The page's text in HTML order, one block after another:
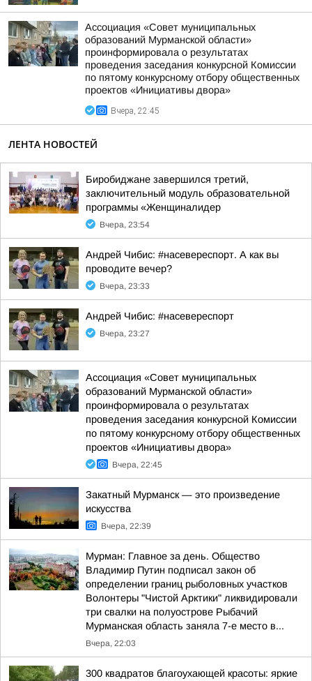
Ассоциация «Совет муниципальных
образований Мурманской области»
проинформировала о результатах
проведения заседания конкурсной Комиссии
по пятому конкурсному отбору общественных
проектов «Инициативы двора»
Вчера, 22:45
ЛЕНТА НОВОСТЕЙ
Биробиджане завершился третий,
заключительный модуль образовательной
программы «Женщиналидер
Вчера, 23:54
Андрей Чибис: #насевереспорт. А как вы
проводите вечер?
Вчера, 23:33
Андрей Чибис: #насевереспорт
Вчера, 23:27
Ассоциация «Совет муниципальных
образований Мурманской области»
проинформировала о результатах
проведения заседания конкурсной Комиссии
по пятому конкурсному отбору общественных
проектов «Инициативы двора»
Вчера, 22:45
Закатный Мурманск — это произведение
искусства
Вчера, 22:39
Мурман: Главное за день. Общество
Владимир Путин подписал закон об
определении границ рыболовных участков
Волонтеры "Чистой Арктики" ликвидировали
три свалки на полуострове Рыбачий
Мурманская область заняла 7-е место в...
Вчера, 22:03
300 квадратов благоухающей красоты: яркие